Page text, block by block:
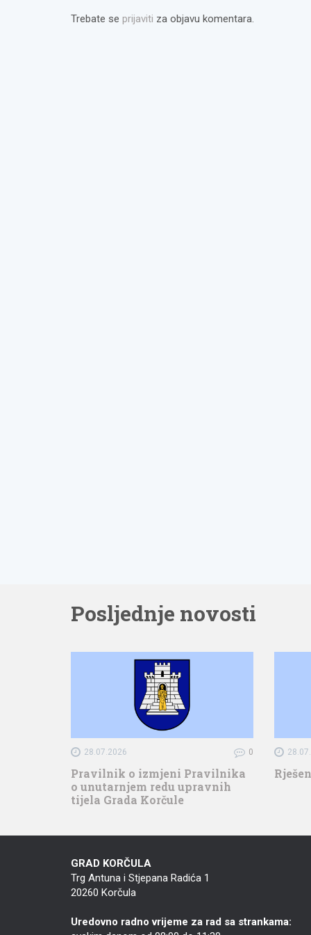
Trebate se prijaviti za objavu komentara.
Posljednje novosti
28.07.2026 0
Pravilnik o izmjeni Pravilnika
o unutarnjem redu upravnih
tijela Grada Korčule
GRAD KORČULA
Trg Antuna i Stjepana Radića 1
20260 Korčula
Uredovno radno vrijeme za rad sa strankama: